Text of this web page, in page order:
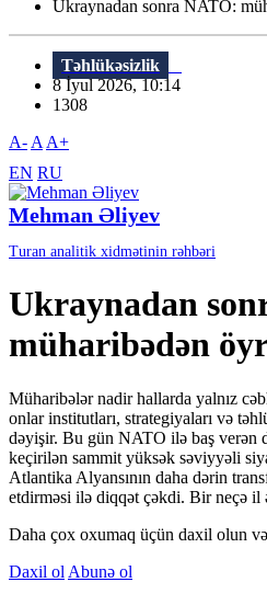
Ukraynadan sonra NATO:
Təhlükəsizlik
8 İyul 2026, 10:14
1308
A- A A+
EN RU
Mehman Əliyev
Turan analitik xidmətinin rəhbəri
Ukraynadan
müharibədən
Müharibələr nadir hallarda yalnız
onlar institutları, strategiyaları və
dəyişir. Bu gün NATO ilə baş verən
keçirilən sammit yüksək səviyyəli
Atlantika Alyansının daha dərin
etdirməsi ilə diqqət çəkdi. Bir neçə
Daha çox oxumaq üçün daxil olun
Daxil ol Abunə ol